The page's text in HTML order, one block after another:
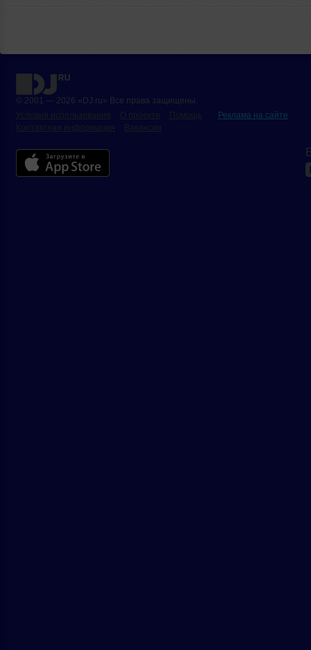
© 2001 — 2026 «DJ.ru» Все права защищены.
О проекте
Реклама на сайте